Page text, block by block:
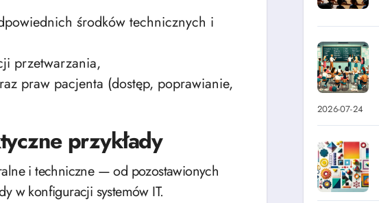
środków technicznych i
przetwarzania,
praw pacjenta (dostęp, poprawianie,
przykłady
i techniczne — od pozostawionych
w konfiguracji systemów IT.
2026-07-24